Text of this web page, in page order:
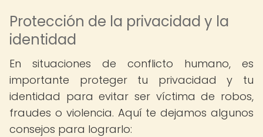
Protección de la privacidad y la
identidad
En situaciones de conflicto humano, es
importante proteger tu privacidad y tu
identidad para evitar ser víctima de robos,
fraudes o violencia. Aquí te dejamos algunos
consejos para lograrlo: